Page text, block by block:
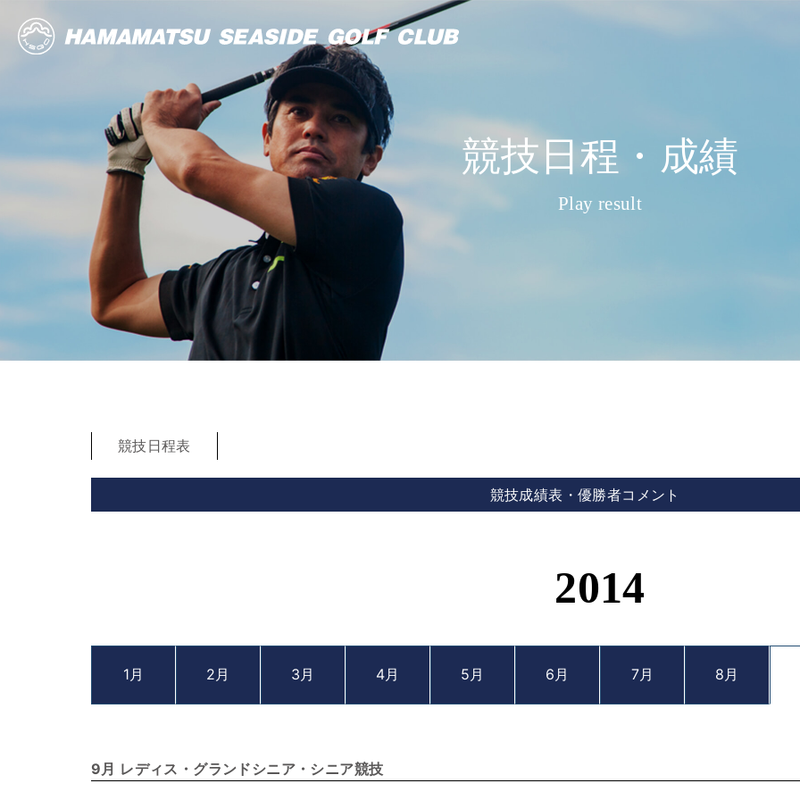
競技日程・成績
Play result
競技日程表
競技成績表・優勝者コメント
2014
1月 2月 3月 4月 5月 6月 7月 8月
9月 レディス・グランドシニア・シニア競技